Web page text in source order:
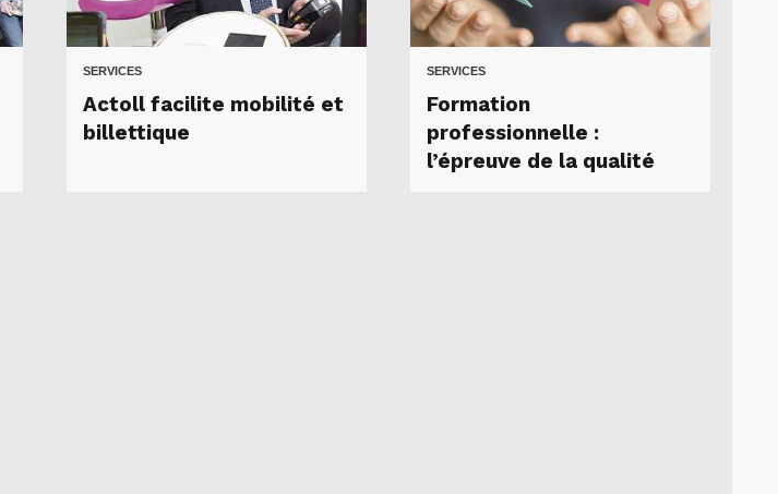
SERVICES
Actoll facilite mobilité et
billettique
SERVICES
Formation
professionnelle :
l’épreuve de la qualité